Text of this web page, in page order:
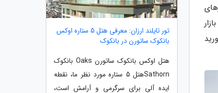
بازار
تور تایلند ارزان: معرفی هتل 5 ستاره اوکس
بانکوک ساتورن در بانکوک
هتل اوکس بانکوک ساتورن Oaks بانکوک
Sathornهتل 5 ستاره مورد نظر ما، نقطه
ایده آلی برای سرگرمی و آرامش است،